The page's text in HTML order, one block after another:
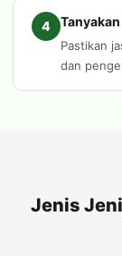
4
Pastikan
dan
Jenis